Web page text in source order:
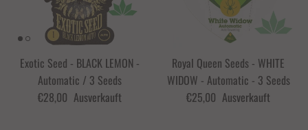
Exotic Seed - BLACK LEMON -
Automatic / 3 Seeds
€28,00 Ausverkauft
Royal Queen Seeds - WHITE
WIDOW - Automatic - 3 Seeds
€25,00 Ausverkauft